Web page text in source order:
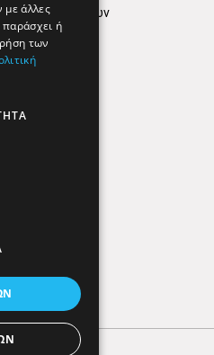
δεδομένων
Media
με άλλες
ή
των